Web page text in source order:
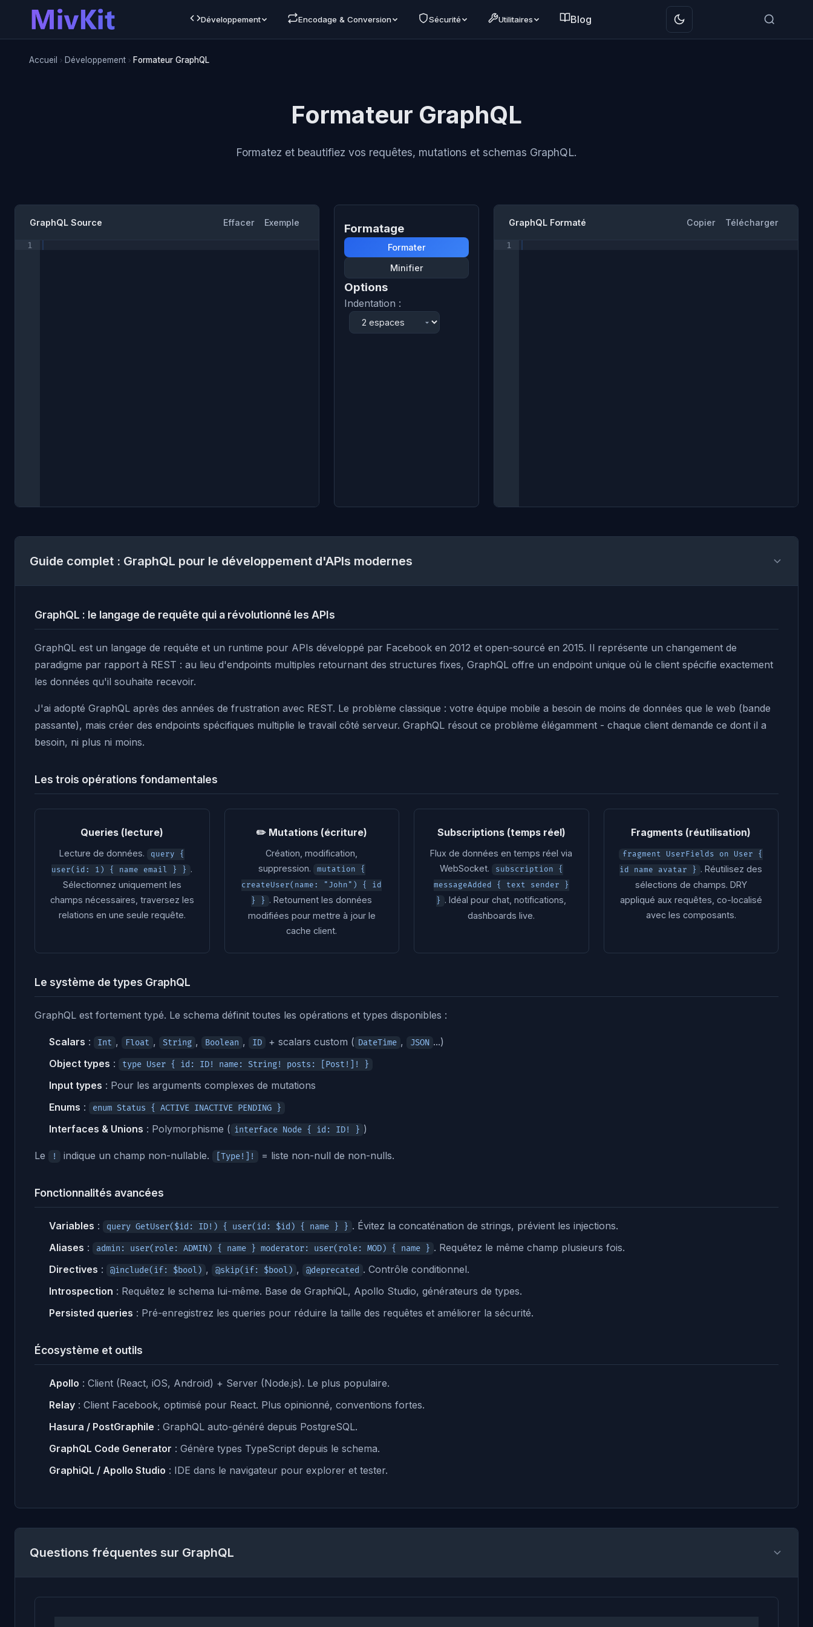
Développement Encodage & Conversion Sécurité Utilitaires Blog
Accueil Développement Formateur GraphQL
Formateur GraphQL
Formatez et beautifiez vos requêtes, mutations et schemas GraphQL.
GraphQL Source Effacer Exemple
1
Formatage
Formater
Minifier
Options
Indentation :
GraphQL Formaté Copier Télécharger
1
Guide complet : GraphQL pour le développement d'APIs modernes
GraphQL : le langage de requête qui a révolutionné les APIs
GraphQL est un langage de requête et un runtime pour APIs développé par Facebook en 2012 et open-sourcé en 2015. Il représente un changement de
paradigme par rapport à REST : au lieu d'endpoints multiples retournant des structures fixes, GraphQL offre un endpoint unique où le client spécifie exactement
les données qu'il souhaite recevoir.
J'ai adopté GraphQL après des années de frustration avec REST. Le problème classique : votre équipe mobile a besoin de moins de données que le web (bande
passante), mais créer des endpoints spécifiques multiplie le travail côté serveur. GraphQL résout ce problème élégamment - chaque client demande ce dont il a
besoin, ni plus ni moins.
Les trois opérations fondamentales
Queries (lecture)
Lecture de données.
query {
user(id: 1) { name email } } .
Sélectionnez uniquement les
champs nécessaires, traversez les
relations en une seule requête.
✏️ Mutations (écriture)
Création, modification,
suppression.
mutation {
createUser(name: "John") { id
} } . Retournent les données
modifiées pour mettre à jour le
cache client.
Subscriptions (temps réel)
Flux de données en temps réel via
WebSocket.
subscription {
messageAdded { text sender }
} . Idéal pour chat, notifications,
dashboards live.
Fragments (réutilisation)
fragment UserFields on User {
id name avatar } . Réutilisez des
sélections de champs. DRY
appliqué aux requêtes, co-localisé
avec les composants.
Le système de types GraphQL
GraphQL est fortement typé. Le schema définit toutes les opérations et types disponibles :
Scalars : Int , Float , String , Boolean , ID + scalars custom ( DateTime , JSON ...)
Object types : type User { id: ID! name: String! posts: [Post!]! }
Input types : Pour les arguments complexes de mutations
Enums : enum Status { ACTIVE INACTIVE PENDING }
Interfaces & Unions : Polymorphisme ( interface Node { id: ID! } )
Le ! indique un champ non-nullable. [Type!]! = liste non-null de non-nulls.
Fonctionnalités avancées
Variables : query GetUser($id: ID!) { user(id: $id) { name } } . Évitez la concaténation de strings, prévient les injections.
Aliases : admin: user(role: ADMIN) { name } moderator: user(role: MOD) { name } . Requêtez le même champ plusieurs fois.
Directives : @include(if: $bool) , @skip(if: $bool) , @deprecated . Contrôle conditionnel.
Introspection : Requêtez le schema lui-même. Base de GraphiQL, Apollo Studio, générateurs de types.
Persisted queries : Pré-enregistrez les queries pour réduire la taille des requêtes et améliorer la sécurité.
Écosystème et outils
Apollo : Client (React, iOS, Android) + Server (Node.js). Le plus populaire.
Relay : Client Facebook, optimisé pour React. Plus opinionné, conventions fortes.
Hasura / PostGraphile : GraphQL auto-généré depuis PostgreSQL.
GraphQL Code Generator : Génère types TypeScript depuis le schema.
GraphiQL / Apollo Studio : IDE dans le navigateur pour explorer et tester.
Questions fréquentes sur GraphQL